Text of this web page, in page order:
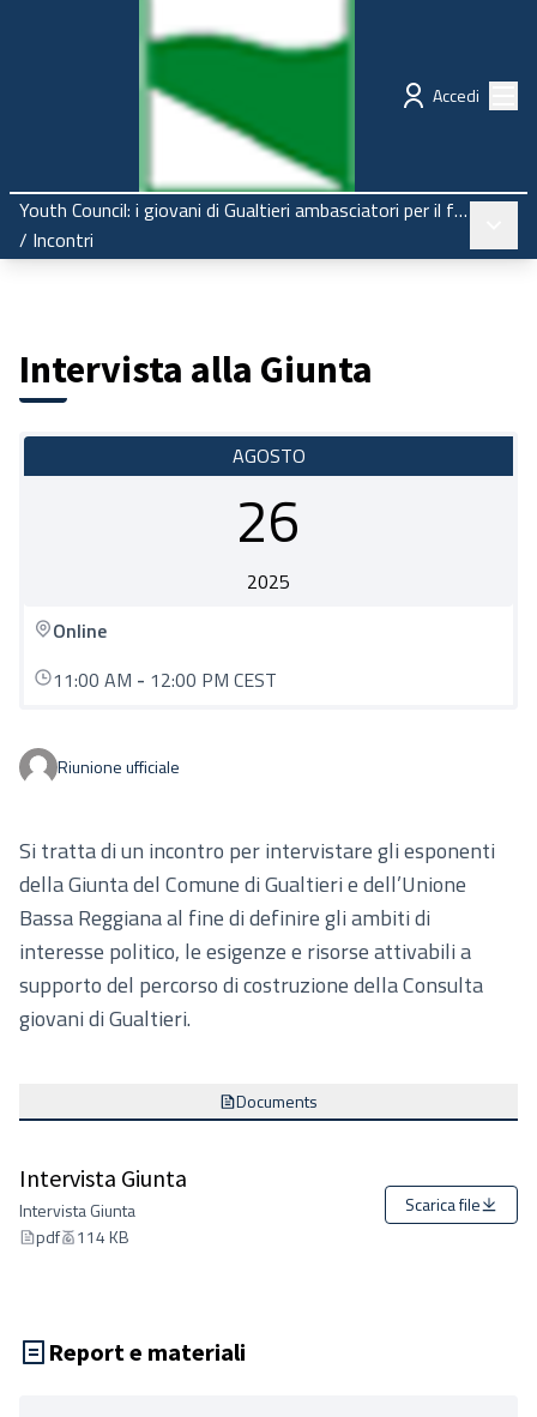
Regione Emilia-Romagna Partecipazione
Accedi
Youth Council: i giovani di Gualtieri ambasciatori per il futuro
/ Incontri
Intervista alla Giunta
AGOSTO
26
2025
Online
11:00 AM - 12:00 PM CEST
Riunione ufficiale
Si tratta di un incontro per intervistare gli esponenti
della Giunta del Comune di Gualtieri e dell’Unione
Bassa Reggiana al fine di definire gli ambiti di
interesse politico, le esigenze e risorse attivabili a
supporto del percorso di costruzione della Consulta
giovani di Gualtieri.
Documents
Intervista Giunta
Intervista Giunta
pdf
114 KB
Scarica file
Report e materiali